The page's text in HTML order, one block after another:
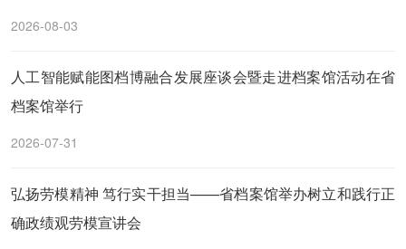
2026-08-03
人工智能赋能图档博融合发展座谈会暨走进档案馆活动在省
档案馆举行
2026-07-31
弘扬劳模精神 笃行实干担当——省档案馆举办树立和践行正
确政绩观劳模宣讲会